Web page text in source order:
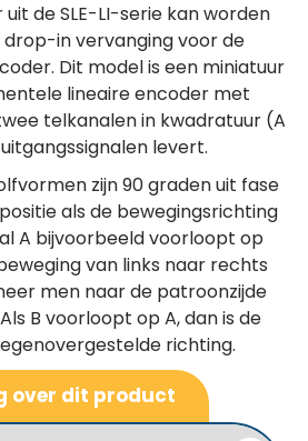
de SLE-LI-serie kan worden
drop-in vervanging voor de
Dit model is een miniatuur
lineaire encoder met
telkanalen in kwadratuur (A
levert.
zijn 90 graden uit fase
als de bewegingsrichting
A bijvoorbeeld voorloopt op
van links naar rechts
men naar de patroonzijde
B voorloopt op A, dan is de
richting.
over dit product